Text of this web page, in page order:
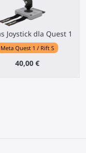
Joystick dla Quest 1
Meta Quest 1 / Rift S
40,00 €